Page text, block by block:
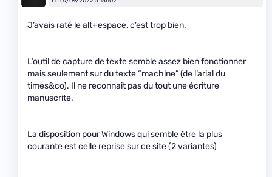
J’avais raté le alt+espace, c’est trop bien.
L’outil de capture de texte semble assez bien fonctionner
mais seulement sur du texte “machine” (de l’arial du
times&co). Il ne reconnait pas du tout une écriture
manuscrite.
La disposition pour Windows qui semble être la plus
courante est celle reprisesur ce site(2 variantes)